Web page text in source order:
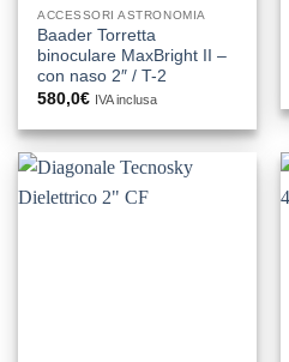
ACCESSORI ASTRONOMIA
Baader Torretta
binoculare MaxBright II –
con naso 2″ / T-2
580,0€ IVA inclusa